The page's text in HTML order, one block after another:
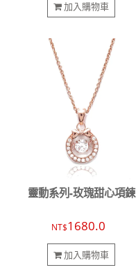
加入購物車
靈動系列-玫瑰甜心項鍊
NT$1680.0
加入購物車